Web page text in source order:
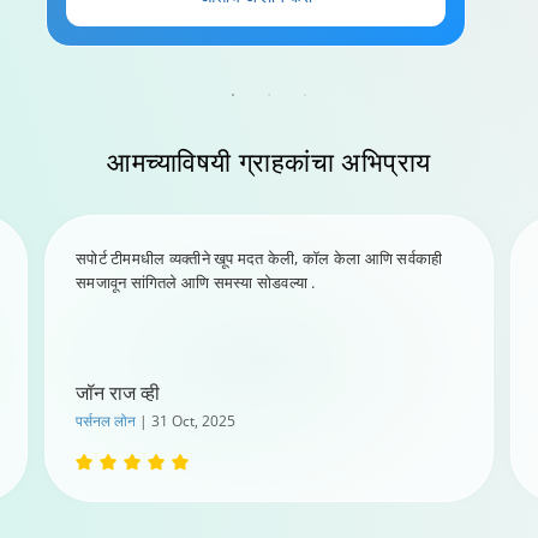
आमच्याविषयीग्राहकांचा अभिप्राय
सपोर्ट टीममधील व्यक्तीने खूप मदत केली, कॉल केला आणि सर्वकाही
समजावून सांगितले आणि समस्या सोडवल्या .
जॉन राज व्ही
पर्सनल लोन | 31 Oct, 2025